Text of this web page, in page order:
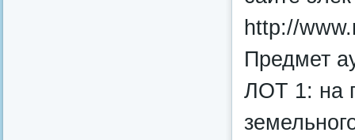
http://
Предмет
ЛОТ 1: на